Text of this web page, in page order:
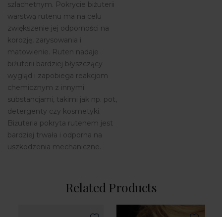
szlachetnym. Pokrycie biżuterii
warstwą rutenu ma na celu
zwiększenie jej odporności na
korozję, zarysowania i
matowienie. Ruten nadaje
biżuterii bardziej błyszczący
wygląd i zapobiega reakcjom
chemicznym z innymi
substancjami, takimi jak np. pot,
detergenty czy kosmetyki.
Biżuteria pokryta rutenem jest
bardziej trwała i odporna na
uszkodzenia mechaniczne.
Related Products